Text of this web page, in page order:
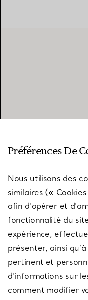
SERVICES
À PROPOS
QUESTIONS LÉGALES
Préférences De
Nous utilisons des
similaires («
afin d’opérer et
fonctionnalité du
expérience,
présenter, ainsi
pertinent et
d’informations sur
comment modifier